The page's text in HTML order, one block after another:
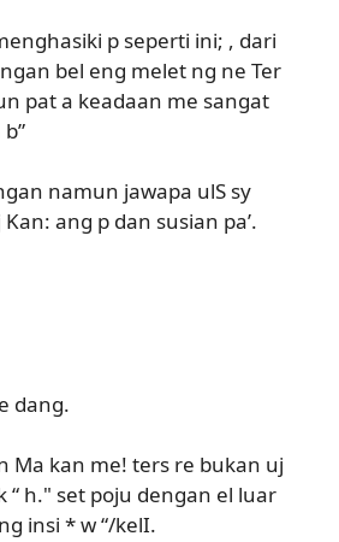
p seperti ini; , dari
bel eng melet ng ne Ter
pat a keadaan me sangat
namun jawapa ulS sy
ang p dan susian pa’.
dang.
Ma kan me! ters re bukan uj
“ h." set poju dengan el luar
insi * w “/kelI.